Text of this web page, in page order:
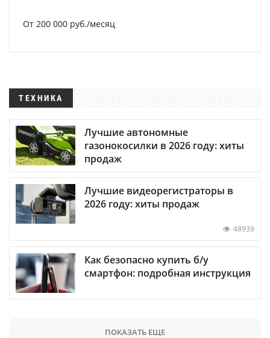
От 200 000 руб./месяц
ТЕХНИКА
Лучшие автономные
газонокосилки в 2026 году: хиты
продаж
Лучшие видеорегистраторы в
2026 году: хиты продаж
48939
Как безопасно купить б/у
смартфон: подробная инструкция
ПОКАЗАТЬ ЕЩЕ